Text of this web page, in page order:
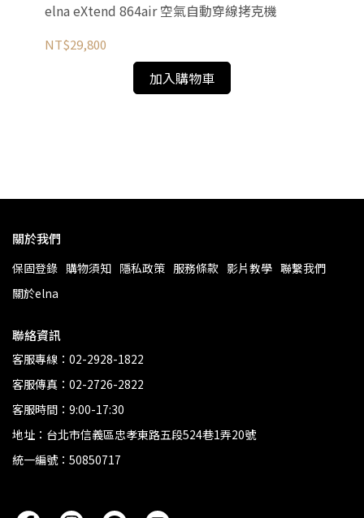
elna eXtend 864air 空氣自動穿線拷克機
NT$29,800
加入購物車
關於我們
保固登錄 購物須知 隱私政策 服務條款 影片教學 聯繫我們
關於elna
聯絡資訊
客服專線：02-2928-1822
客服傳真：02-2726-2822
客服時間：9:00-17:30
地址：台北市信義區忠孝東路五段524巷1弄20號
統一編號：50850717